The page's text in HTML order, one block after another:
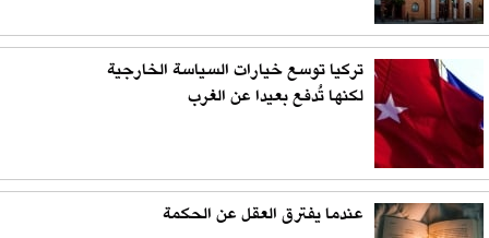
تركيا توسع خيارات السياسة الخارجية
لكنها تُدفع بعيدا عن الغرب
عندما يفترق العقل عن الحكمة